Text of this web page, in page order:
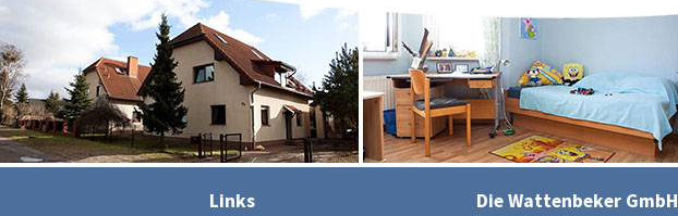
Links Die Wattenbeker GmbH